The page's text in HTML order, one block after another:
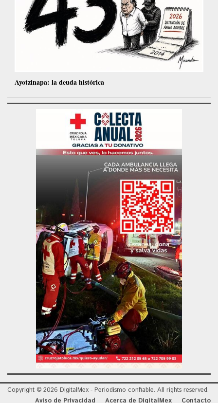
Ayotzinapa: la deuda histórica
Copyright © 2026 DigitalMex - Periodismo confiable. All rights reserved.
Aviso de Privacidad
Acerca de DigitalMex Contacto